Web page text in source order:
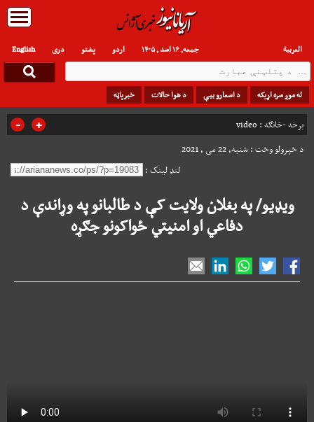
English دری پشتو العربیة اردو جمعه, ۱۶ اسد , ۱۴۰۵
له موږ سره اړیکه د اسعارو بیې د هوا حالات خبرپاڼه
برخه -څانګه : video
- +
د خپرولو وخت : شنبه, 22 می , 2021
لنډ لینک :
ویډیو/ په بغلان ولایت کې د طالبانو په وړاندې د
دفاعي او امنیتي ځواکونو جګړه